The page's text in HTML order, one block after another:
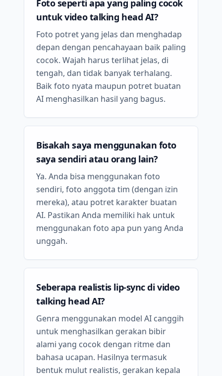
Foto seperti apa yang paling cocok
untuk video talking head AI?
Foto potret yang jelas dan menghadap
depan dengan pencahayaan baik paling
cocok. Wajah harus terlihat jelas, di
tengah, dan tidak banyak terhalang.
Baik foto nyata maupun potret buatan
AI menghasilkan hasil yang bagus.
Bisakah saya menggunakan foto
saya sendiri atau orang lain?
Ya. Anda bisa menggunakan foto
sendiri, foto anggota tim (dengan izin
mereka), atau potret karakter buatan
AI. Pastikan Anda memiliki hak untuk
menggunakan foto apa pun yang Anda
unggah.
Seberapa realistis lip-sync di video
talking head AI?
Genra menggunakan model AI canggih
untuk menghasilkan gerakan bibir
alami yang cocok dengan ritme dan
bahasa ucapan. Hasilnya termasuk
bentuk mulut realistis, gerakan kepala